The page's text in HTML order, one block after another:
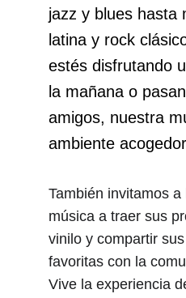
jazz y blues hasta
latina y rock
estés disfrutando
la mañana o
amigos, nuestra
ambiente
También invitamos
música a traer sus
vinilo y compartir
favoritas con la
Vive la experiencia